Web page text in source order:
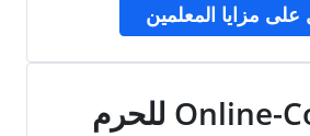
مزايا المعلمين
Online-Convert للحرم